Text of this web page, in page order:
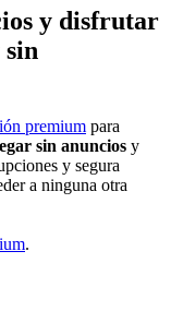
y disfrutar
premium para
sin anuncios y
y segura
a ninguna otra
.